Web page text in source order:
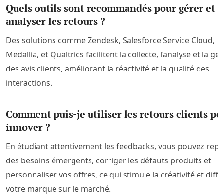
Quels outils sont recommandés pour gérer et
analyser les retours ?
Des solutions comme Zendesk, Salesforce Service Cloud,
Medallia, et Qualtrics facilitent la collecte, l’analyse et la
des avis clients, améliorant la réactivité et la qualité des
interactions.
Comment puis-je utiliser les retours clients
innover ?
En étudiant attentivement les feedbacks, vous pouvez
des besoins émergents, corriger les défauts produits et
personnaliser vos offres, ce qui stimule la créativité et
votre marque sur le marché.